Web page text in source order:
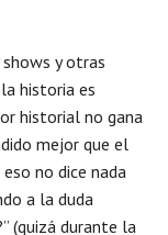
y otras
historia es
historial no gana
mejor que el
no dice nada
a la duda
(quizá durante la